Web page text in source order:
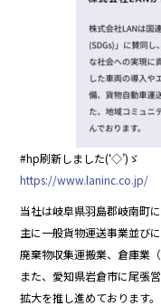
#hp刷新しました(‘◇’)ゞ
https://www.laninc.co.jp/
当社は岐阜県羽島郡岐南町
主に一般貨物運送事業並び
廃棄物収集運搬業、倉庫業
また、愛知県岩倉市に尾張
拡大を推し進めております。